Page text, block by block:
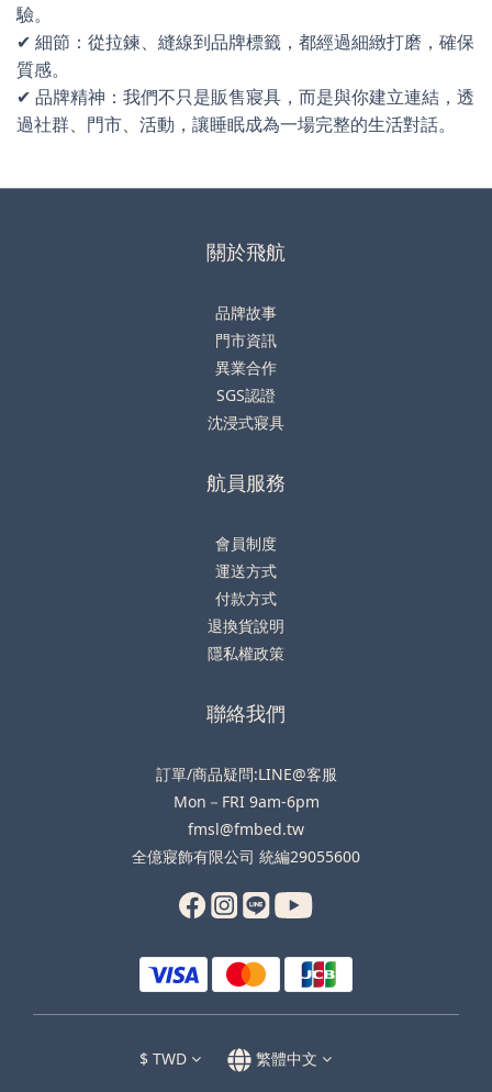
驗。
✔ 細節：從拉鍊、縫線到品牌標籤，都經過細緻打磨，確保
質感。
✔ 品牌精神：我們不只是販售寢具，而是與你建立連結，透
過社群、門市、活動，讓睡眠成為一場完整的生活對話。
關於飛航
品牌故事
門市資訊
異業合作
SGS認證
沈浸式寢具
航員服務
會員制度
運送方式
付款方式
退換貨說明
隱私權政策
聯絡我們
訂單/商品疑問:LINE@客服
Mon－FRI 9am-6pm
fmsl@fmbed.tw
全億寢飾有限公司 統編29055600
$ TWD 繁體中文